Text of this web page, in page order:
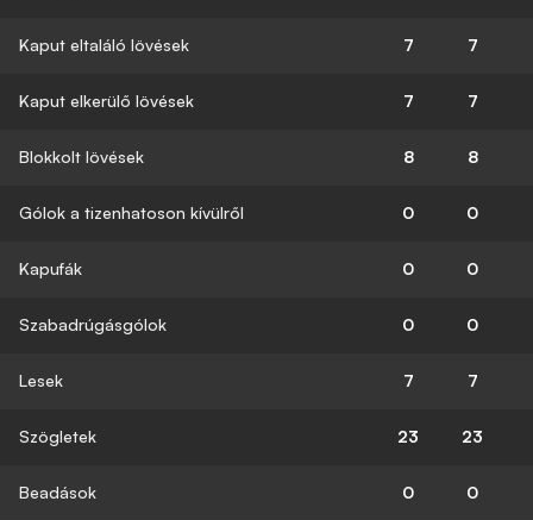
Kaput eltaláló lövések 7 7
Kaput elkerülő lövések 7 7
Blokkolt lövések 8 8
Gólok a tizenhatoson kívülről 0 0
Kapufák 0 0
Szabadrúgásgólok 0 0
Lesek 7 7
Szögletek 23 23
Beadások 0 0